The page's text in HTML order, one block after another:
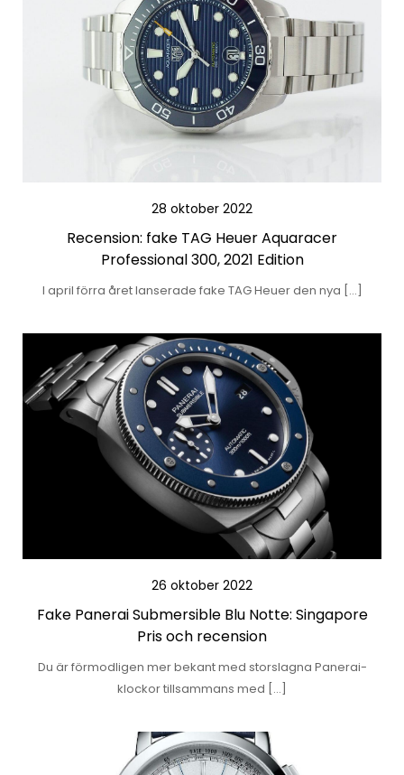
28 oktober 2022
Recension: fake TAG Heuer Aquaracer
Professional 300, 2021 Edition
I april förra året lanserade fake TAG Heuer den nya […]
26 oktober 2022
Fake Panerai Submersible Blu Notte: Singapore
Pris och recension
Du är förmodligen mer bekant med storslagna Panerai-
klockor tillsammans med […]